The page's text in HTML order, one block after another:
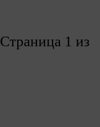
Страница 1 из